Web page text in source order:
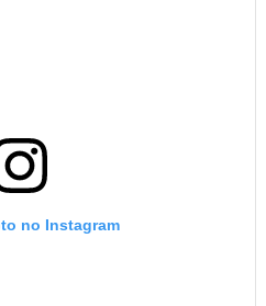
no Instagram